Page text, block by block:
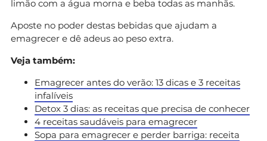
limão com a água morna e beba todas as manhãs.
Aposte no poder destas bebidas que ajudam a
emagrecer e dê adeus ao peso extra.
Veja também:
Emagrecer antes do verão: 13 dicas e 3 receitas
infalíveis
Detox 3 dias: as receitas que precisa de conhecer
4 receitas saudáveis para emagrecer
Sopa para emagrecer e perder barriga: receita